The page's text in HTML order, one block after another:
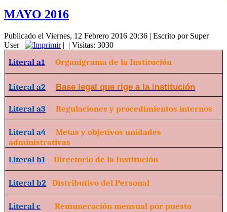
MAYO 2016
Publicado el Viernes, 12 Febrero 2016 20:36 | Escrito por Super
User| | | Visitas: 3030
Literal a1 Organigrama de la Institución
Literal a2 Base legal que rige a la institución
Literal a3 Regulaciones y procedimientos internos
Literal a4 Metas y objetivos unidades
administrativas
Literal b1 Directorio de la Institución
Literal b2 Distributivo del Personal
Literal c Remuneración mensual por puesto